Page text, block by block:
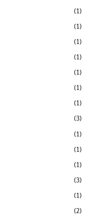
(1)
(1)
(1)
(1)
(1)
(1)
(1)
(3)
(1)
(1)
(1)
(3)
(1)
(2)